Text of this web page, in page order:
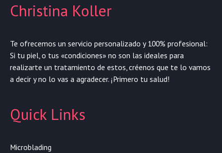
Christina Koller
Te ofrecemos un servicio personalizado y 100% profesional:
Si tu piel, o tus «condiciones» no son las ideales para
realizarte un tratamiento de estos, créenos que te lo vamos
a decir y no lo vas a agradecer. ¡Primero tu salud!
Quick Links
Microblading